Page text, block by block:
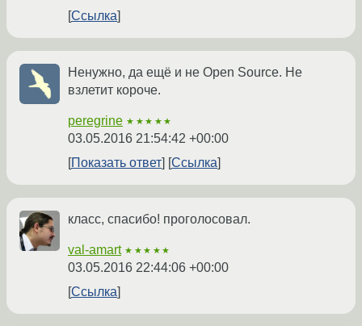
Ссылка
Ненужно, да ещё и не Open Source. Не
взлетит короче.
peregrine ★★★★★
03.05.2016 21:54:42 +00:00
Показать ответ
Ссылка
класс, спасибо! проголосовал.
val-amart ★★★★★
03.05.2016 22:44:06 +00:00
Ссылка